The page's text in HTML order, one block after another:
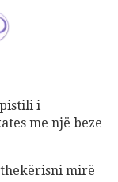
i
me një beze
mirë